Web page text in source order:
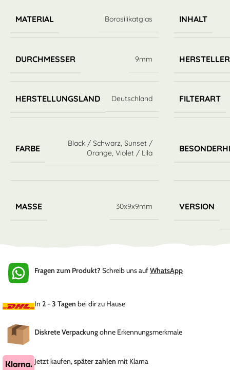
MATERIAL Borosilikatglas INHALT
DURCHMESSER 9mm HERSTELLER
HERSTELLUNGSLAND Deutschland FILTERART
FARBE Black / Schwarz,Sunset /
Orange,Violet / Lila
MASSE 30x9x9mm VERSION
Fragen zum Produkt? Schreib uns aufWhatsApp
In 2 - 3 Tagen bei dir zu Hause
Diskrete Verpackungohne Erkennungsmerkmale
Jetzt kaufen,später zahlen mit Klarna